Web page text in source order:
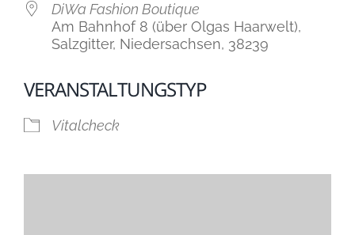
DiWa Fashion Boutique
Am Bahnhof 8 (über Olgas Haarwelt),
Salzgitter, Niedersachsen, 38239
VERANSTALTUNGSTYP
Vitalcheck